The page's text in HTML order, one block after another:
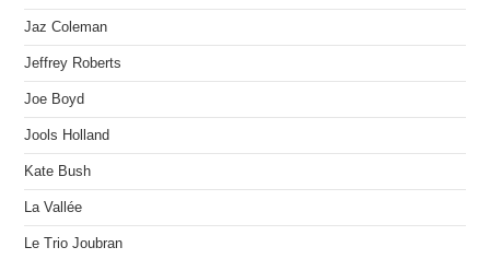
Jaz Coleman
Jeffrey Roberts
Joe Boyd
Jools Holland
Kate Bush
La Vallée
Le Trio Joubran